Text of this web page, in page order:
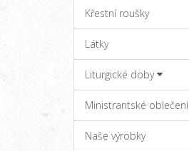
Křestní roušky
Látky
Liturgické doby
Ministrantské oblečení
Naše výrobky